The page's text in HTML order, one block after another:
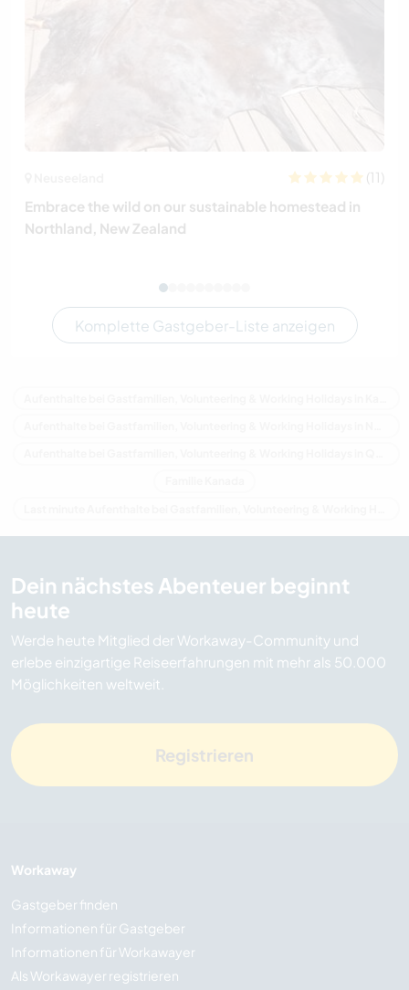
(11)
Embrace the wild on our sustainable homestead in
Northland, New Zealand
Komplette Gastgeber-Liste anzeigen
Dein nächstes Abenteuer beginnt
heute
Werde heute Mitglied der Workaway-Community und
erlebe einzigartige Reiseerfahrungen mit mehr als 50.000
Möglichkeiten weltweit.
Registrieren
Workaway
Gastgeber finden
Informationen für Gastgeber
Informationen für Workawayer
Als Workawayer registrieren